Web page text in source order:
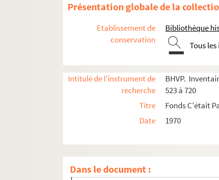
Présentation globale de la
Etablissement de
conservation
Bibliothèque
Tous
Intitulé de l'instrument de
recherche
BHVP.
523 à 720
Titre
Fonds C'était
Date
1970
Dans le document :
Carrés 543 à 562. 10e, 11e , 19eet 20e
e e
arrondissements
4-EPF-012-1778-033. Plan de Paris
Carré 563
Carré 564
Carré 569
Carré 570